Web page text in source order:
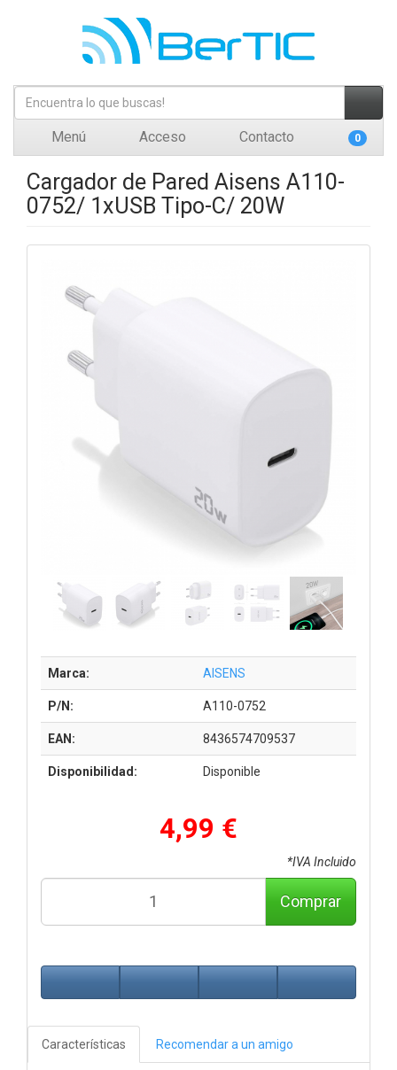
Menú Acceso Contacto 0
Cargador de Pared Aisens A110-
0752/ 1xUSB Tipo-C/ 20W
Marca: AISENS
P/N: A110-0752
EAN: 8436574709537
Disponibilidad: Disponible
4,99 €
*IVA Incluido
Comprar
Características Recomendar a un amigo